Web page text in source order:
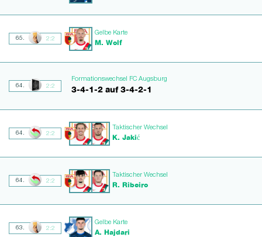
65. 2:2
Gelbe Karte
M. Wolf
64. 2:2
Formationswechsel FC Augsburg
3-4-1-2 auf 3-4-2-1
64. 2:2
Taktischer Wechsel
K. Jakić
64. 2:2
Taktischer Wechsel
R. Ribeiro
63. 2:2
Gelbe Karte
A. Hajdari